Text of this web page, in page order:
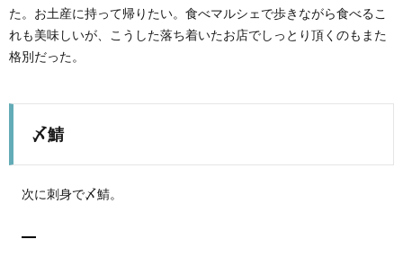
た。お土産に持って帰りたい。食べマルシェで歩きながら食べるこ
れも美味しいが、こうした落ち着いたお店でしっとり頂くのもまた
格別だった。
〆鯖
次に刺身で〆鯖。